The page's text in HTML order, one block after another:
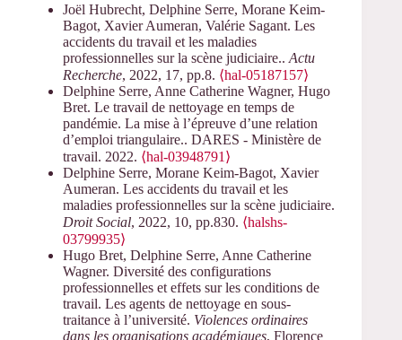
Joël Hubrecht, Delphine Serre, Morane Keim-
Bagot, Xavier Aumeran, Valérie Sagant. Les
accidents du travail et les maladies
professionnelles sur la scène judiciaire.. Actu
Recherche, 2022, 17, pp.8. ⟨hal-05187157⟩
Delphine Serre, Anne Catherine Wagner, Hugo
Bret. Le travail de nettoyage en temps de
pandémie. La mise à l’épreuve d’une relation
d’emploi triangulaire.. DARES - Ministère de
travail. 2022. ⟨hal-03948791⟩
Delphine Serre, Morane Keim-Bagot, Xavier
Aumeran. Les accidents du travail et les
maladies professionnelles sur la scène judiciaire.
Droit Social, 2022, 10, pp.830. ⟨halshs-
03799935⟩
Hugo Bret, Delphine Serre, Anne Catherine
Wagner. Diversité des configurations
professionnelles et effets sur les conditions de
travail. Les agents de nettoyage en sous-
traitance à l’université. Violences ordinaires
dans les organisations académiques, Florence